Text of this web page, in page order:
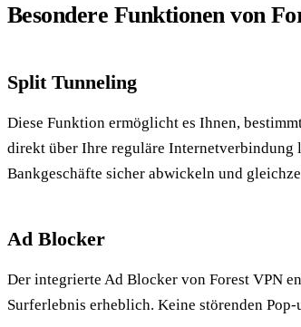
Besondere Funktionen von
Split Tunneling
Diese Funktion ermöglicht es Ihnen,
direkt über Ihre reguläre Internetverbindung
Bankgeschäfte sicher abwickeln und
Ad Blocker
Der integrierte Ad Blocker von Forest VPN
Surferlebnis erheblich. Keine störenden